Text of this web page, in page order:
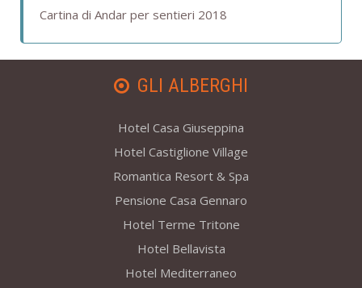
Cartina di Andar per sentieri 2018
GLI ALBERGHI
Hotel Casa Giuseppina
Hotel Castiglione Village
Romantica Resort & Spa
Pensione Casa Gennaro
Hotel Terme Tritone
Hotel Bellavista
Hotel Mediterraneo